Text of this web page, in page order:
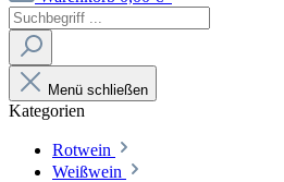
Menü schließen
Kategorien
Rotwein
Weißwein